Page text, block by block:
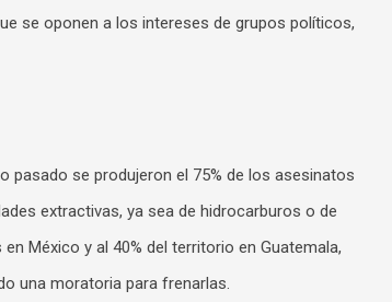
se oponen a los intereses de grupos políticos,
pasado se produjeron el 75% de los asesinatos
extractivas, ya sea de hidrocarburos o de
México y al 40% del territorio en Guatemala,
una moratoria para frenarlas.